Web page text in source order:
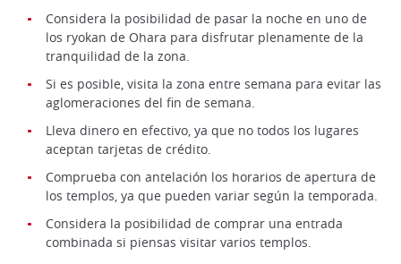
Considera la posibilidad de pasar la noche en uno de
los ryokan de Ohara para disfrutar plenamente de la
tranquilidad de la zona.
Si es posible, visita la zona entre semana para evitar las
aglomeraciones del fin de semana.
Lleva dinero en efectivo, ya que no todos los lugares
aceptan tarjetas de crédito.
Comprueba con antelación los horarios de apertura de
los templos, ya que pueden variar según la temporada.
Considera la posibilidad de comprar una entrada
combinada si piensas visitar varios templos.